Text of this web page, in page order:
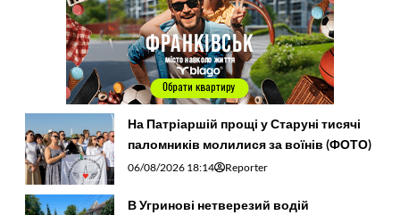
На Патріаршій прощі у Старуні тисячі
паломників молилися за воїнів (ФОТО)
06/08/2026 18:14 Reporter
В Угринові нетверезий водій